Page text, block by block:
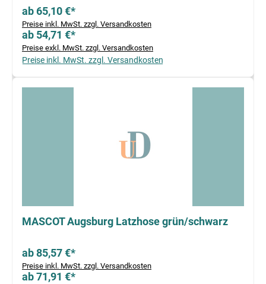
ab 65,10 €*
Preise inkl. MwSt. zzgl. Versandkosten
ab 54,71 €*
Preise exkl. MwSt. zzgl. Versandkosten
Preise inkl. MwSt. zzgl. Versandkosten
MASCOT Augsburg Latzhose grün/schwarz
ab 85,57 €*
Preise inkl. MwSt. zzgl. Versandkosten
ab 71,91 €*